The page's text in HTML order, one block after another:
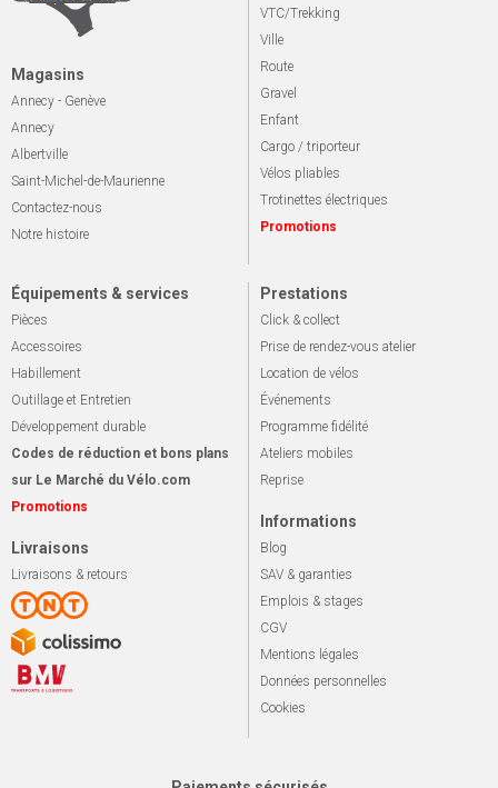
Magasins
Annecy - Genève
Annecy
Albertville
Saint-Michel-de-Maurienne
Contactez-nous
Notre histoire
VTC/Trekking
Ville
Route
Gravel
Enfant
Cargo / triporteur
Vélos pliables
Trotinettes électriques
Promotions
Équipements & services
Pièces
Accessoires
Habillement
Outillage et Entretien
Développement durable
Codes de réduction et bons plans
sur Le Marché du Vélo.com
Promotions
Livraisons
Livraisons & retours
Prestations
Click & collect
Prise de rendez-vous atelier
Location de vélos
Événements
Programme fidélité
Ateliers mobiles
Reprise
Informations
Blog
SAV & garanties
Emplois & stages
CGV
Mentions légales
Données personnelles
Cookies